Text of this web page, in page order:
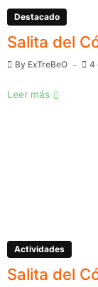
Destacado
Salita del
By ExTreBeO 4
Leer más
Actividades
Salita del